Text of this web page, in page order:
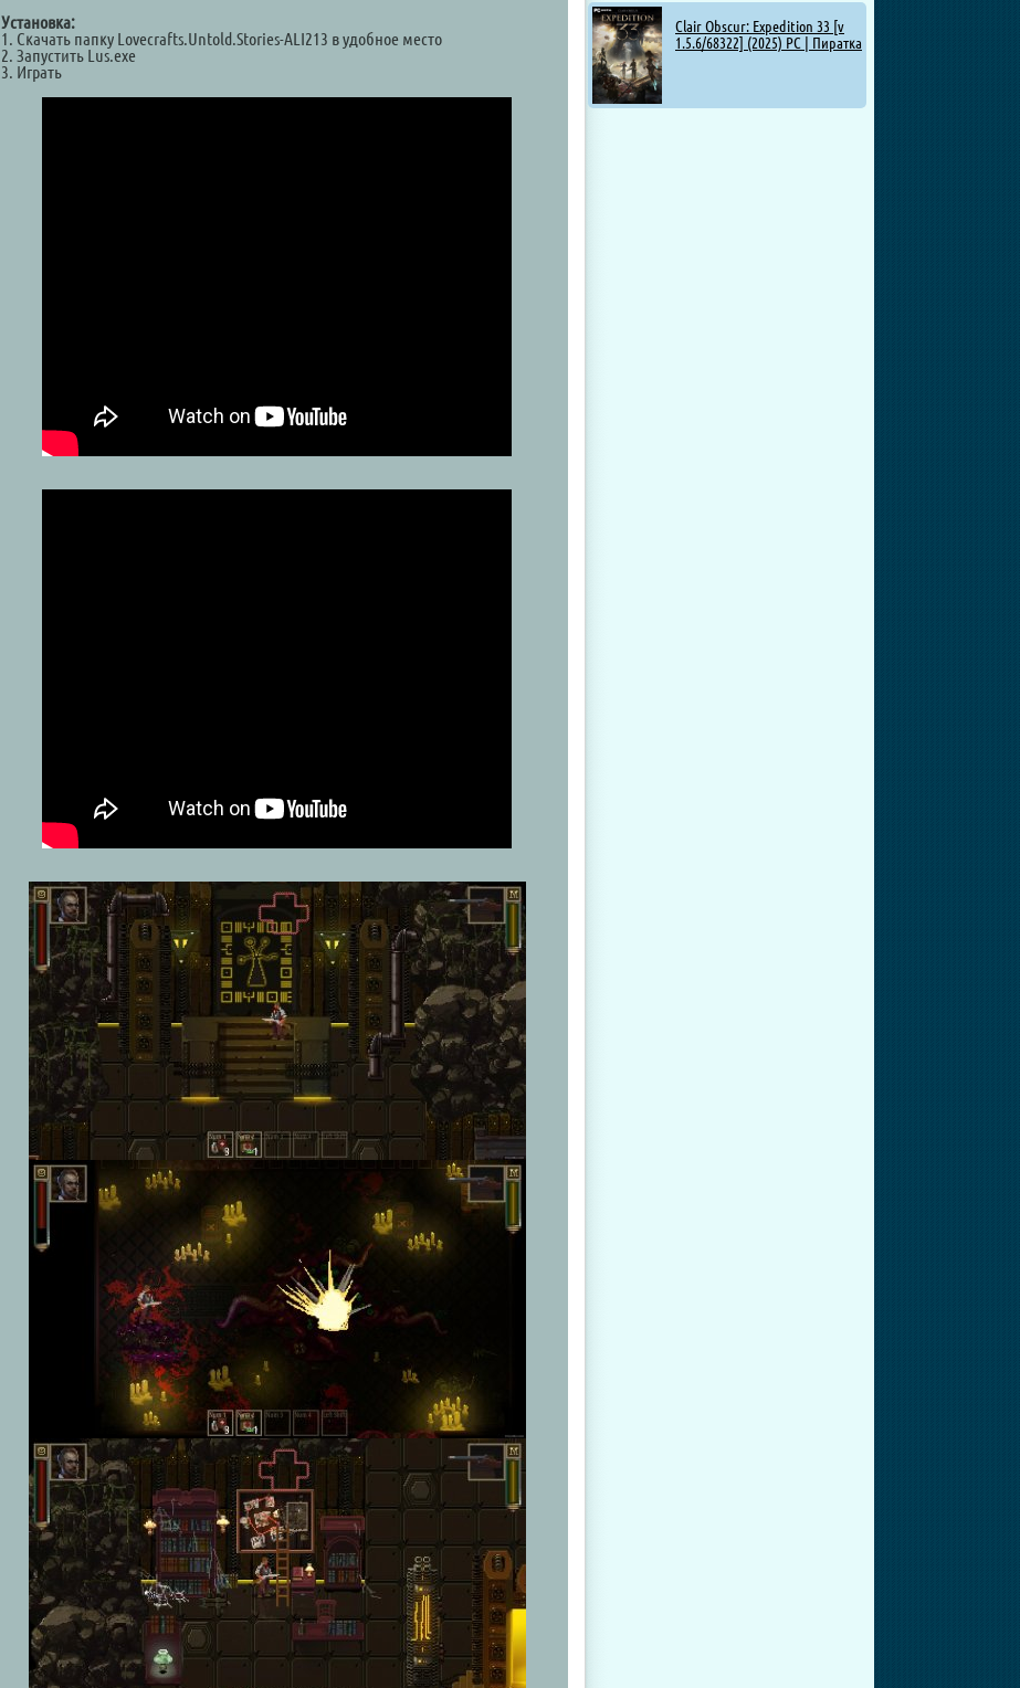
Clair Obscur: Expedition 33 [v
1.5.6/68322] (2025) PC | Пиратка
Установка:
1. Скачать папку Lovecrafts.Untold.Stories-ALI213 в удобное место
2. Запустить Lus.exe
3. Играть